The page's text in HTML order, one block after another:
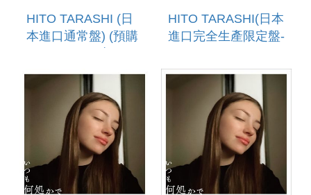
HITO TARASHI (日
本進口通常盤) (預購
HITO TARASHI(日本
進口完全生產限定盤-
GOODS) (預購至
4/25 12:00止)